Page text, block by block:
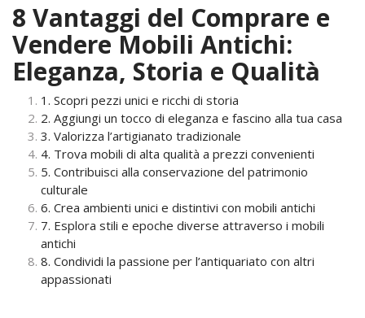
8 Vantaggi del Comprare e
Vendere Mobili Antichi:
Eleganza, Storia e Qualità
1. Scopri pezzi unici e ricchi di storia
2. Aggiungi un tocco di eleganza e fascino alla tua casa
3. Valorizza l’artigianato tradizionale
4. Trova mobili di alta qualità a prezzi convenienti
5. Contribuisci alla conservazione del patrimonio
culturale
6. Crea ambienti unici e distintivi con mobili antichi
7. Esplora stili e epoche diverse attraverso i mobili
antichi
8. Condividi la passione per l’antiquariato con altri
appassionati